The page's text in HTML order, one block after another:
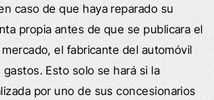
caso de que haya reparado su
propia antes de que se publicara el
el fabricante del automóvil
Esto solo se hará si la
por uno de sus concesionarios